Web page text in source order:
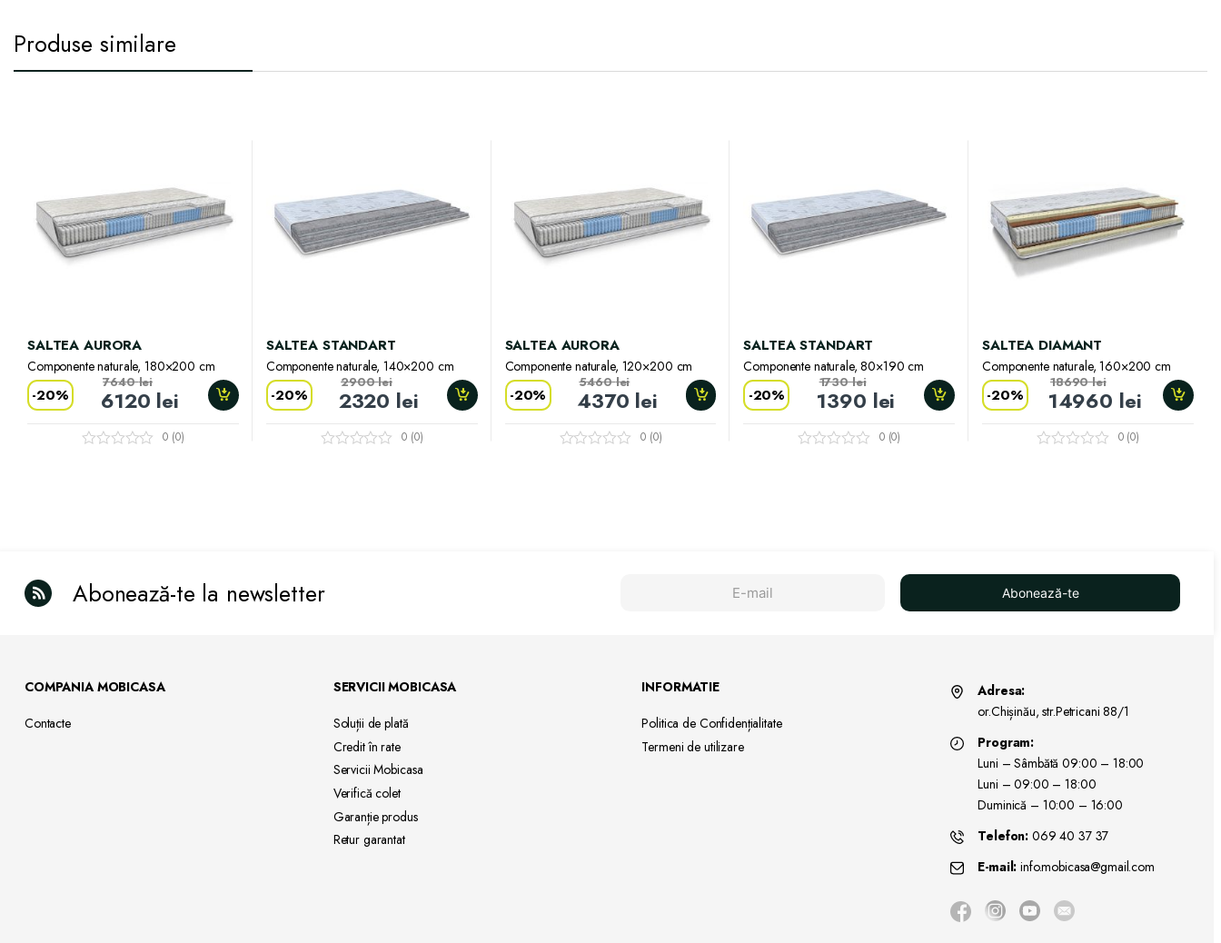
Produse similare
SALTEA AURORA
Componente naturale, 180×200 cm
-20% 6120 lei
7640lei
0 (0)
SALTEA STANDART
Componente naturale, 140×200 cm
-20% 2320 lei
2900lei
0 (0)
SALTEA AURORA
Componente naturale, 120×200 cm
-20% 4370 lei
5460lei
0 (0)
SALTEA STANDART
Componente naturale, 80×190 cm
-20% 1390 lei
1730lei
0 (0)
SALTEA DIAMANT
Componente naturale, 160×200 cm
-20% 14960 lei
18690lei
0 (0)
Abonează-te la newsletter Abonează-te
COMPANIA MOBICASA
Contacte
SERVICII MOBICASA
Soluții de plată
Creditîn rate
Servicii Mobicasa
Verifică colet
Garanțieprodus
Retur garantat
INFORMATIE
Politica de Confidențialitate
Termeni de utilizare
Adresa:
or.Chișinău, str.Petricani 88/1
Program:
Luni – Sâmbătă 09:00 – 18:00
Luni – 09:00 – 18:00
Duminică – 10:00 – 16:00
Telefon: 069 40 37 37
E-mail: info.mobicasa@gmail.com